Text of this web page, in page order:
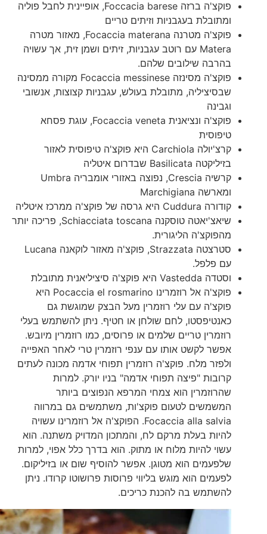
פוקצ'ה ברזה Foccacia barese, אופיינית לחבל פוליה
ומתובלת בעגבניות וזיתים טריים
פוקצ'ה מטרנה Focaccia materana, מאזור מטרה
Matera עם רוטב עגבניות, זיתים ושמן זית, אך עשויה
בהרבה שילובים שלהם.
פוקצ'ה מסינזה Focaccia messinese מקורה ממסינה
שבסיציליה, מתובלת בעולש, עגבניות קצוצות, אנשובי
וגבינה
פוקצ'ה ונציאנית Focaccia veneta, עוגת פסחא
טיפוסית
קרצ'יולה Carchiola היא פוקצ'ה טיפוסית לאזור
בזיליקטה Basilicata שבדרום איטליה
קרשיה Crescia, נפוצה באזורי אומבריה Umbra
ומארשה Marchigiana
קודורה Cuddura היא גרסה של פוקצ'ה ממרכז איטליה
שיאצ'יאטה טוסקנה Schiacciata toscana, פריכה יותר
מהפוקצ'ה הליגורית.
סטרצטה Strazzata, פוקצ'ה מאזור לוקאנה Lucana
עם פלפל.
וסטדה Vastedda היא פוקצ'ה סיציליאנית מתובלת
פוקצ'ה אל רוזמרינו Pocaccia el rosmarino היא
פוקצ'ה עם עלי רוזמרין מעל הבצק שמוגשת גם
כאנטיפסטו, לחם שולחן או חטיף. ניתן להשתמש בעלי
רוזמרין טריים שלמים או פרוסים, כמו רוזמרין מיובש.
אפשר לקשט אותו עם ענפי רוזמרין טרי לאחר האפייה
ולפזר מלח. פוקצ'ה רוזמרין תפוחי אדמה מכונה לעתים
קרובות "פיצה תפוחי אדמה" בניו יורק. למרות
שהרוזמרין הוא צמחי המרפא הנפוצים ביותר
המשמשים לטעום פוקצ'ות, משתמשים גם במרווה
Focaccia alla salvia. הפוקצ'ה אל רוזמרינו עשויה
להיות בעלת מרקם לח, והמתכון המדויק משתנה. הוא
עשוי להיות מלוח או מתוק. הוא בדרך כלל אפוי, למרות
שלפעמים הוא מטוגן. אפשר להוסיף שום או בזיליקום.
לפעמים הוא מוגש בליווי פרוסות פרושוטו קרודו. ניתן
להשתמש בה להכנת כריכים.